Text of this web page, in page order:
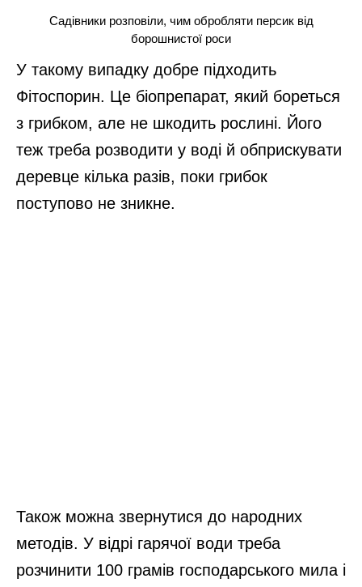
Садівники розповіли, чим обробляти персик від
борошнистої роси
У такому випадку добре підходить
Фітоспорин. Це біопрепарат, який бореться
з грибком, але не шкодить рослині. Його
теж треба розводити у воді й обприскувати
деревце кілька разів, поки грибок
поступово не зникне.
Також можна звернутися до народних
методів. У відрі гарячої води треба
розчинити 100 грамів господарського мила і